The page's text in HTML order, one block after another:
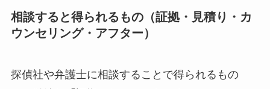
相談すると得られるもの（証拠・見積り・カ
ウンセリング・アフター）
探偵社や弁護士に相談することで得られるもの